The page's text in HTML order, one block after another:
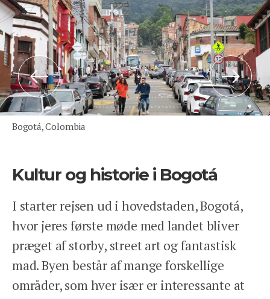
Previous
Bogotá, Colombia
Next
Kultur og historie i Bogotá
I starter rejsen ud i hovedstaden, Bogotá,
hvor jeres første møde med landet bliver
præget af storby, street art og fantastisk
mad. Byen består af mange forskellige
områder, som hver især er interessante at
Tlf: 78 78 89 89
Åbent man-fre 9-17
We Travel Aps
Prinsesse Maries Allé 17, 1. tv
Rejsegarantifonden: 2868
HJEM
DESTINATIONER
INSPIRATION
ANSVARLIGHED
ENGLISH